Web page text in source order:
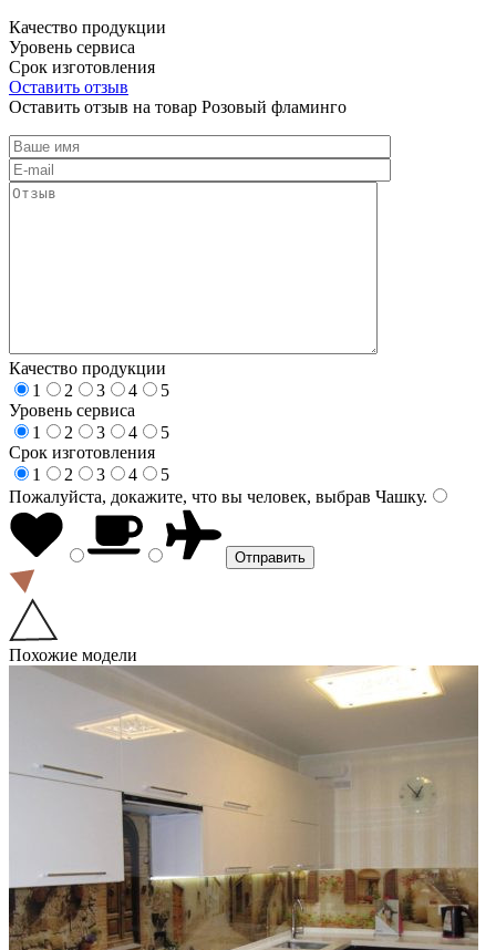
Качество продукции
Уровень сервиса
Срок изготовления
Оставить отзыв
Оставить отзыв на товар Розовый фламинго
Качество продукции
1
2 3 4
5
Уровень сервиса
1
2 3 4
5
Срок изготовления
1
2 3 4
5
Пожалуйста, докажите, что вы человек, выбрав Чашку.
Похожие модели